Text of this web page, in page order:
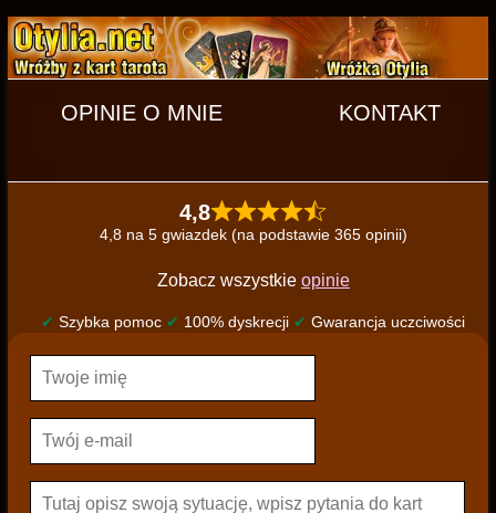
OPINIE O MNIE KONTAKT
4,8
4,8 na 5 gwiazdek (na podstawie 365 opinii)
Zobacz wszystkie opinie
✔ Szybka pomoc ✔ 100% dyskrecji ✔ Gwarancja uczciwości